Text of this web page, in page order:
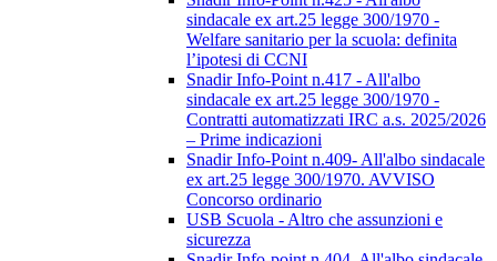
sindacale ex art.25 legge 300/1970 -
Welfare sanitario per la scuola: definita
l’ipotesi di CCNI
Snadir Info-Point n.417 - All'albo
sindacale ex art.25 legge 300/1970 -
Contratti automatizzati IRC a.s. 2025/2026
– Prime indicazioni
Snadir Info-Point n.409- All'albo sindacale
ex art.25 legge 300/1970. AVVISO
Concorso ordinario
USB Scuola - Altro che assunzioni e
sicurezza